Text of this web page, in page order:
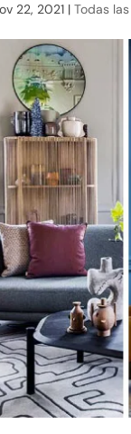
22, 2021 |Todas